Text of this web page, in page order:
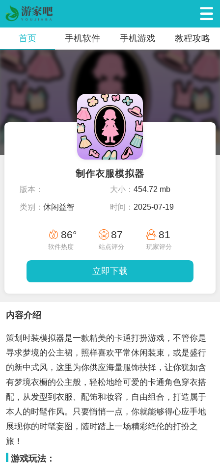
首页 手机软件 手机游戏 教程攻略
制作衣服模拟器
版本： 大小： 454.72 mb
类别：休闲益智 时间： 2025-07-19
86°
软件热度
87
站点评分
81
玩家评分
立即下载
内容介绍
策划时装模拟器是一款精美的卡通打扮游戏，不管你是
寻求梦境的公主裙，照样喜欢平常休闲装束，或是盛行
的新中式风，这里为你供应海量服饰抉择，让你犹如含
有梦境衣橱的公主般，轻松地给可爱的卡通角色穿衣搭
配，从发型到衣服、配饰和妆容，自由组合，打造属于
本人的时髦作风。只要悄悄一点，你就能够得心应手地
展现你的时髦妄图，随时踏上一场精彩绝伦的打扮之
旅！
游戏玩法：